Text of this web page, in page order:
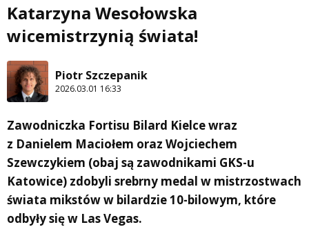
Katarzyna Wesołowska
wicemistrzynią świata!
Piotr Szczepanik
2026.03.01 16:33
Zawodniczka Fortisu Bilard Kielce wraz
z Danielem Maciołem oraz Wojciechem
Szewczykiem (obaj są zawodnikami GKS-u
Katowice) zdobyli srebrny medal w mistrzostwach
świata mikstów w bilardzie 10-bilowym, które
odbyły się w Las Vegas.